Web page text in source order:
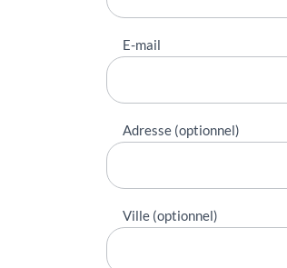
E-mail
Adresse (optionnel)
Ville (optionnel)